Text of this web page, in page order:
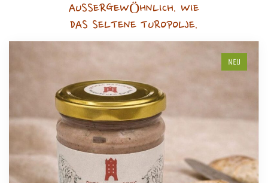
AUSSERGEWÖHNLICH. WIE
DAS SELTENE TUROPOLJE.
NEU